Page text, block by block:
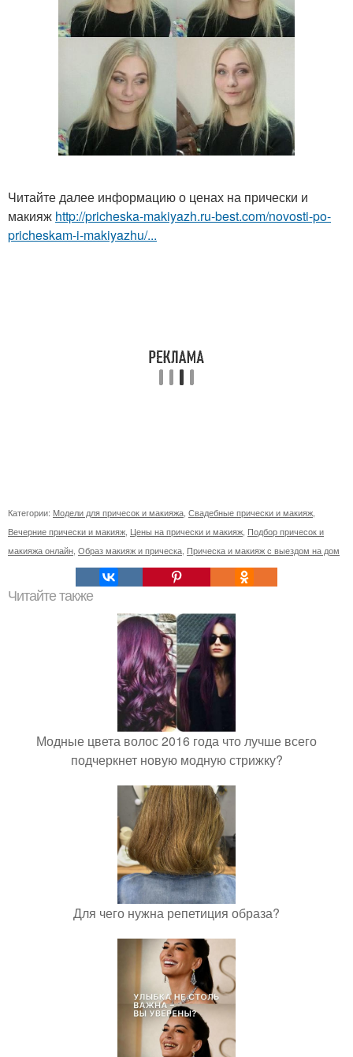
Читайте далее информацию о ценах на прически и
макияж http://pricheska-makiyazh.ru-best.com/novosti-po-
pricheskam-i-makiyazhu/...
Категории: Модели для причесок и макияжа Свадебные прически и макияж
Вечерние прически и макияж Цены на прически и макияж Подбор причесок и
макияжа онлайн Образ макияж и прическа Прическа и макияж с выездом на дом
Читайте также
Модные цвета волос 2016 года что лучше всего
подчеркнет новую модную стрижку?
Для чего нужна репетиция образа?